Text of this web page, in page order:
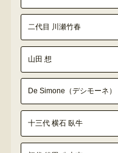
二代目 川瀬竹春
山田 想
De Simone（デシモーネ）
十三代 横石 臥牛